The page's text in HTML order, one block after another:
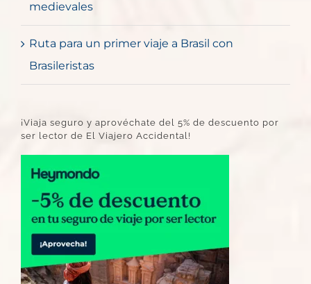
medievales
Ruta para un primer viaje a Brasil con
Brasileristas
¡Viaja seguro y aprovéchate del 5% de descuento por
ser lector de El Viajero Accidental!